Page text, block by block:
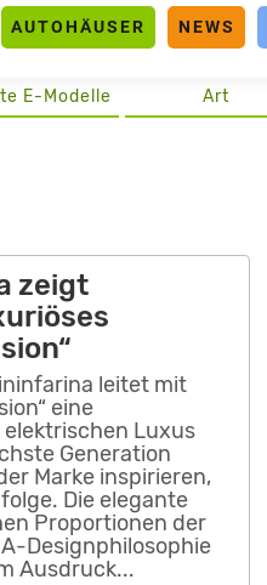
AUTOHÄUSER NEWS
Art
E-Modelle
zeigt
leitet mit
eine
Luxus
Generation
Marke inspirieren,
Die elegante
Proportionen der
Designphilosophie
Ausdruck...